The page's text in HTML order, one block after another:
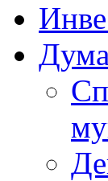
Дума